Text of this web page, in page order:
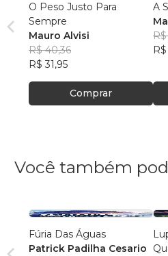
O Peso Justo Para
Sempre
Mauro Alvisi
R$ 40,36
R$ 31,95
Comprar
A
R$
Você também
Fúria Das Águas
Patrick Padilha Cesario